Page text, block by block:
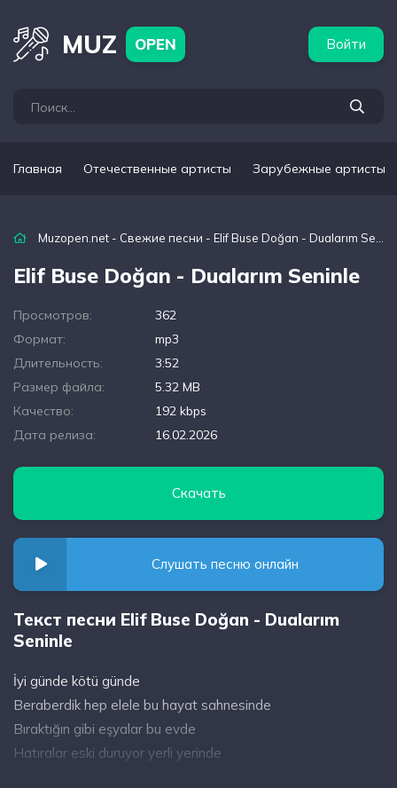
MUZ OPEN Войти
Главная Отечественные артисты Зарубежные артисты
Muzopen.net - Свежие песни - Elif Buse Doğan - Dualarım Seninle
Elif Buse Doğan - Dualarım Seninle
Просмотров:
362
Формат:
mp3
Длительность:
3:52
Размер файла:
5.32 MB
Качество:
192 kbps
Дата релиза:
16.02.2026
Скачать
Слушать песню онлайн
Текст песни Elif Buse Doğan - Dualarım
Seninle
İyi günde kötü günde
Beraberdik hep elele bu hayat sahnesinde
Bıraktığın gibi eşyalar bu evde
Hatıralar eski duruyor yerli yerinde
артисты Популярные подборки